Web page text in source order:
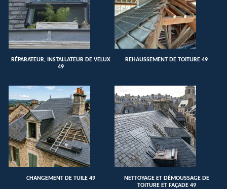
RÉPARATEUR, INSTALLATEUR DE VELUX
49
REHAUSSEMENT DE TOITURE 49
CHANGEMENT DE TUILE 49
NETTOYAGE ET DÉMOUSSAGE DE
TOITURE ET FAÇADE 49